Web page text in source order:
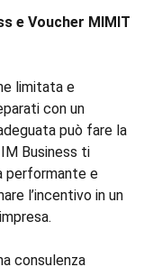
e Voucher MIMIT
limitata e
con un
può fare la
Business ti
performante e
l’incentivo in un
consulenza